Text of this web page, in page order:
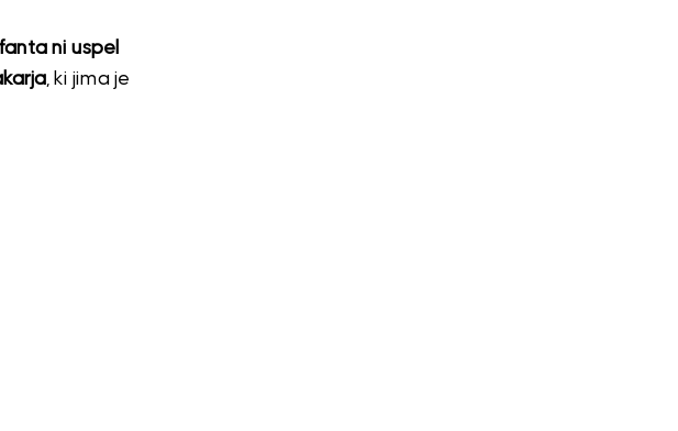
fanta ni uspel
, ki jima je